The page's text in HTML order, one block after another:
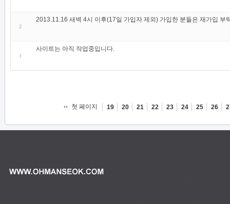
2
2013.11.16 새벽 4시 이후(17일 가입자 제외) 가입한 분들은 재가입 부
1
사이트는 아직 작업중입니다.
첫 페이지 19 20 21 22 23 24 25 26